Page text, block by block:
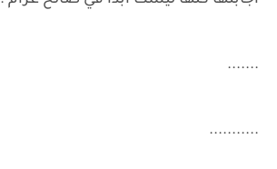
.......
...........